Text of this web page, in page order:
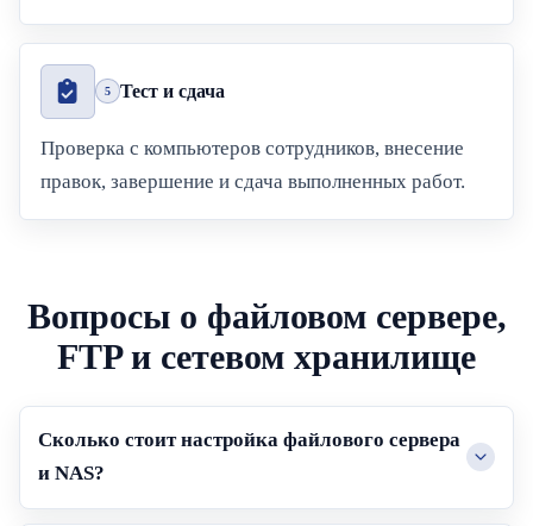
5 Тест и сдача
Проверка с компьютеров сотрудников, внесение
правок, завершение и сдача выполненных работ.
Вопросы о файловом сервере,
FTP и сетевом хранилище
Сколько стоит настройка файлового сервера
и NAS?